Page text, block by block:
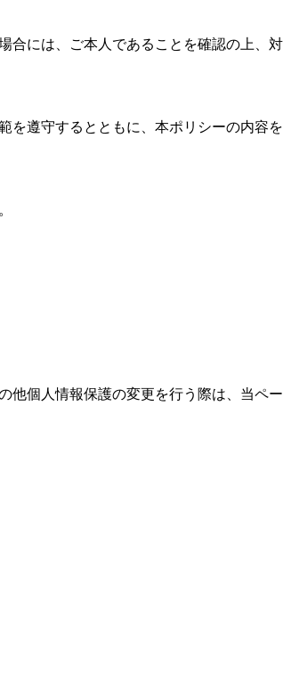
には、ご本人であることを確認の上、対
遵守するとともに、本ポリシーの内容
個人情報保護の変更を行う際は、当ペ